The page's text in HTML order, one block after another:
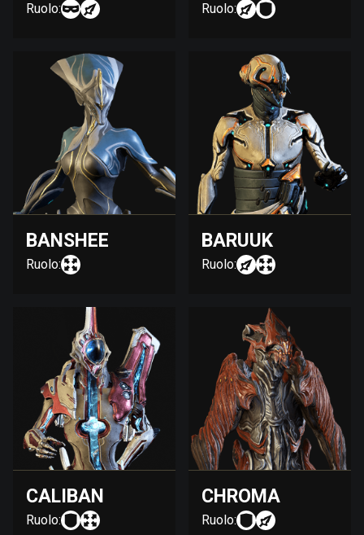
Ruolo: Ruolo:
BANSHEE
Ruolo:
BARUUK
Ruolo:
CALIBAN
Ruolo:
CHROMA
Ruolo: